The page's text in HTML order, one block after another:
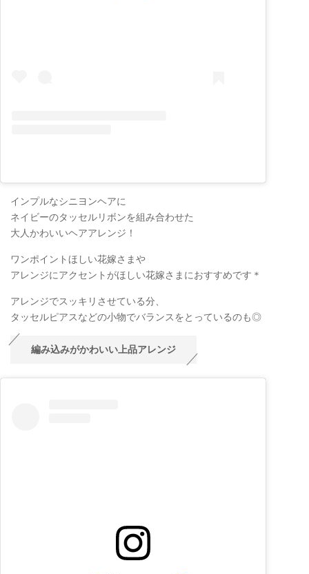
インプルなシニヨンヘアに
ネイビーのタッセルリボンを組み合わせた
大人かわいいヘアアレンジ！
ワンポイントほしい花嫁さまや
アレンジにアクセントがほしい花嫁さまにおすすめです＊
アレンジでスッキリさせている分、
タッセルピアスなどの小物でバランスをとっているのも◎
編み込みがかわいい上品アレンジ